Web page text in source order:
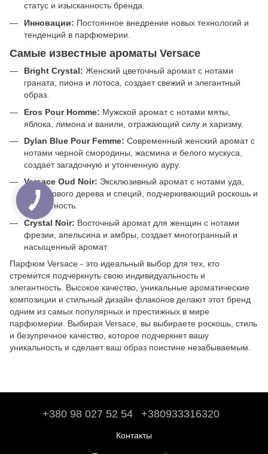
статус и изысканность бренда.
Инновации: Постоянное внедрение новых технологий и
тенденций в парфюмерии.
Самые известные ароматы Versace
Bright Crystal: Женский цветочный аромат с нотами
граната, пиона и лотоса, создает свежий и элегантный
образ.
Eros Pour Homme: Мужской аромат с нотами мяты,
яблока, лимона и ванили, отражающий силу и харизму.
Dylan Blue Pour Femme: Современный женский аромат с
нотами черной смородины, жасмина и белого мускуса,
создает загадочную и утонченную ауру.
Versace Oud Noir: Эксклюзивный аромат с нотами уда,
сандалового дерева и специй, подчеркивающий роскошь и
элегантность.
Crystal Noir: Восточный аромат для женщин с нотами
фрезии, апельсина и амбры, создает многогранный и
насыщенный аромат.
Парфюм Versace - это идеальный выбор для тех, кто
стремится подчеркнуть свою индивидуальность и
элегантность. Высокое качество, уникальные ароматические
композиции и стильный дизайн флаконов делают этот бренд
одним из самых популярных и престижных в мире
парфюмерии. Выбирая Versace, вы выбираете роскошь, стиль
и безупречное качество, которое подчеркнет вашу
уникальность и сделает ваш образ поистине незабываемым.
+380 98 027 52 54 +380933316320
Контакты